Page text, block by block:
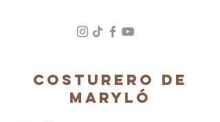
COSTURERO DE
MARYLÓ